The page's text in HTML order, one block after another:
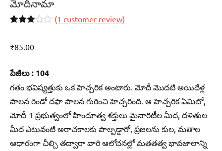
మోదీనామా
out of 5
customer
rating
(1 customer review)
₹85.00
పేజీలు : 104
గతం భవిష్యత్తుకు ఒక హెచ్చరిక అంటారు. మోదీ మొదటి అయిదేళ్ల
పాలన రెండో దఫా పాలన గురించి హెచ్చరింది. ఆ హెచ్చరిక ఏమిటో,
మోదీ-1 ప్రభుత్వంలో హిందూత్వ శక్తులు మైనారిటీల మీద, దళితుల
మీద ఎటువంటి అరాచకాలకు పాల్పడ్డారో, ప్రజలను కుల, మతాల
ఆధారంగా చీల్చి తద్వారా వారి ఆలోచనల్లో మతతత్వ భావజాలాన్ని